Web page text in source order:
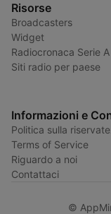
Risorse
Broadcasters
Widget
Radiocronaca Serie A
Siti radio per paese
Informazioni e
Politica sulla
Terms of Service
Riguardo a noi
Contattaci
©